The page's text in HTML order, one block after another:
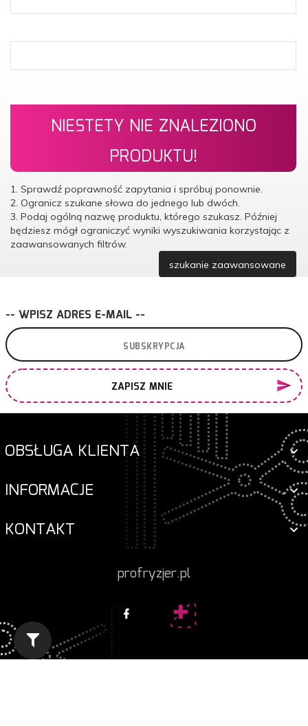
NIESTETY NIE ZNALEZIONO
PRODUKTU!
1. Sprawdź poprawność zapytania i spróbuj ponownie.
2. Ogranicz szukane słowa do jednego lub dwóch.
3. Podaj ogólną nazwę produktu, którego szukasz. Później
będziesz mógł ograniczyć wyniki wyszukiwania korzystając z
zaawansowanych filtrów.
szukanie zaawansowane
-- WPISZ ADRES E-MAIL --
ZAPISZ MNIE
OBSŁUGA KLIENTA
INFORMACJE
KONTAKT
profryzjer.pl